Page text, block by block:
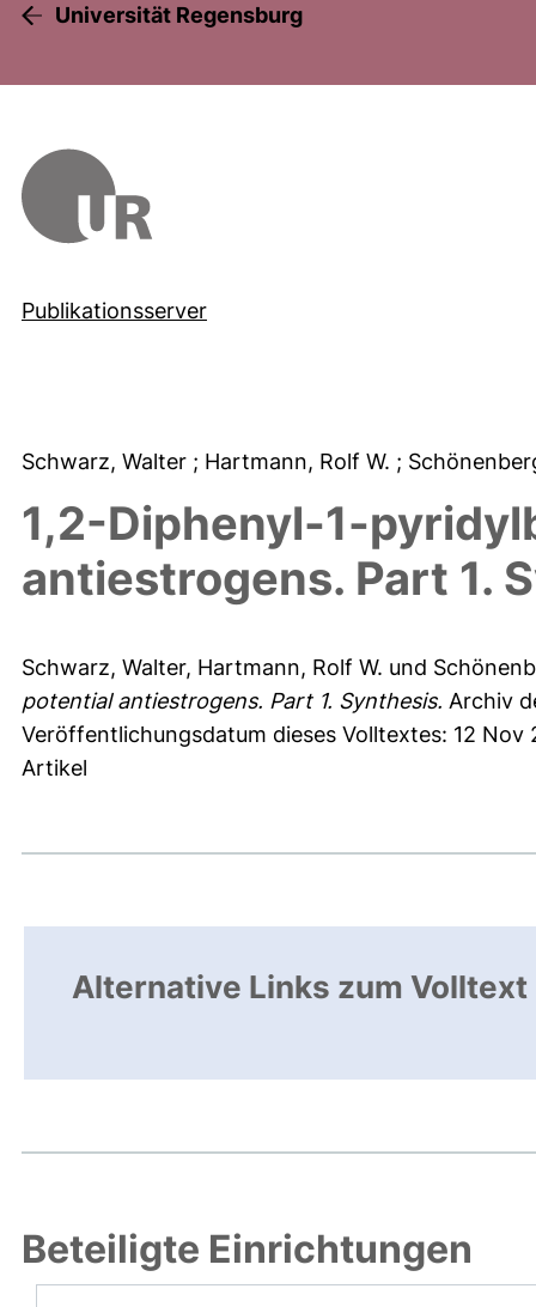
Universität Regensburg
Publikationsserver
Schwarz, Walter ; Hartmann, Rolf W. ;
1,2-Diphenyl-1-
antiestrogens. Part 1.
Schwarz, Walter, Hartmann, Rolf W. und
potential antiestrogens. Part 1. Synthesis. Archiv
Veröffentlichungsdatum dieses Volltextes: 12 Nov
Artikel
Alternative Links zum Volltext
Beteiligte Einrichtungen